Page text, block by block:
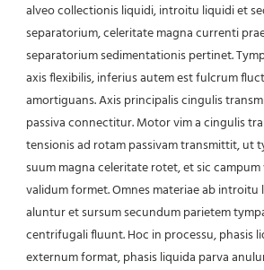
alveo collectionis liquidi, introitu liquidi et
separatorium, celeritate magna currenti
separatorium sedimentationis pertinet.
axis flexibilis, inferius autem est fulcrum
amortiguans. Axis principalis cingulis
passiva connectitur. Motor vim a cingulis
tensionis ad rotam passivam transmittit, ut
suum magna celeritate rotet, et sic
validum formet. Omnes materiae ab
aluntur et sursum secundum parietem
centrifugali fluunt. Hoc in processu, phasis
externum format, phasis liquida parva